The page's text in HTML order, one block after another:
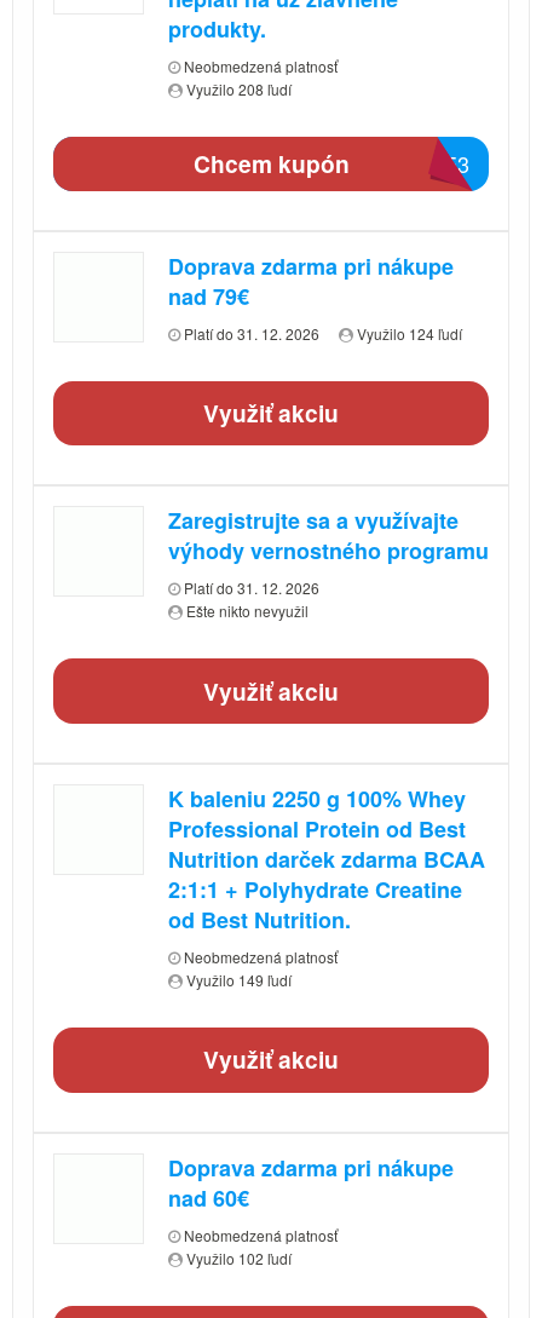
produkty.
Neobmedzená platnosť
Využilo 208 ľudí
1BE3
Chcem kupón
Doprava zdarma pri nákupe
nad 79€
Platí do 31. 12. 2026 Využilo 124 ľudí
Využiť akciu
Zaregistrujte sa a využívajte
výhody vernostného programu
Platí do 31. 12. 2026
Ešte nikto nevyužil
Využiť akciu
K baleniu 2250 g 100% Whey
Professional Protein od Best
Nutrition darček zdarma BCAA
2:1:1 + Polyhydrate Creatine
od Best Nutrition.
Neobmedzená platnosť
Využilo 149 ľudí
Využiť akciu
Doprava zdarma pri nákupe
nad 60€
Neobmedzená platnosť
Využilo 102 ľudí